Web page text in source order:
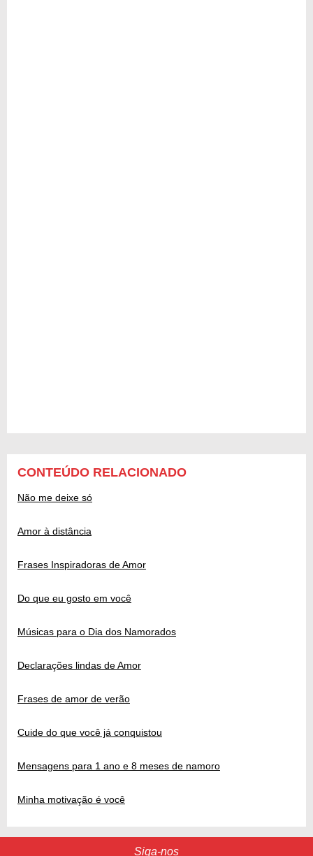
CONTEÚDO RELACIONADO
Não me deixe só
Amor à distância
Frases Inspiradoras de Amor
Do que eu gosto em você
Músicas para o Dia dos Namorados
Declarações lindas de Amor
Frases de amor de verão
Cuide do que você já conquistou
Mensagens para 1 ano e 8 meses de namoro
Minha motivação é você
Siga-nos